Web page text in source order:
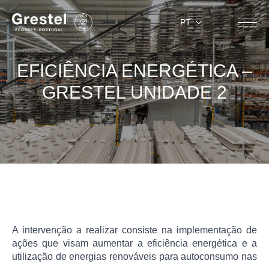
PT
EFICIÊNCIA ENERGÉTICA –
GRESTEL UNIDADE 2
A intervenção a realizar consiste na implementação de
ações que visam aumentar a eficiência energética e a
utilização de energias renováveis para autoconsumo nas